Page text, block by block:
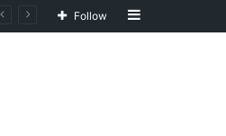
Sidebar
Follow